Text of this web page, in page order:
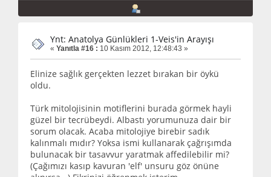
Ynt: Anatolya Günlükleri 1-Veis'in Arayışı
« Yanıtla #16 : 10 Kasım 2012, 12:48:43 »
Elinize sağlık gerçekten lezzet bırakan bir öykü
oldu.
Türk mitolojisinin motiflerini burada görmek hayli
güzel bir tecrübeydi. Albastı yorumunuza dair bir
sorum olacak. Acaba mitolojiye birebir sadık
kalınmalı mıdır? Yoksa ismi kullanarak çağrışımda
bulunacak bir tasavvur yaratmak affedilebilir mi?
(Çağımızı kasıp kavuran 'elf' unsuru göz önüne